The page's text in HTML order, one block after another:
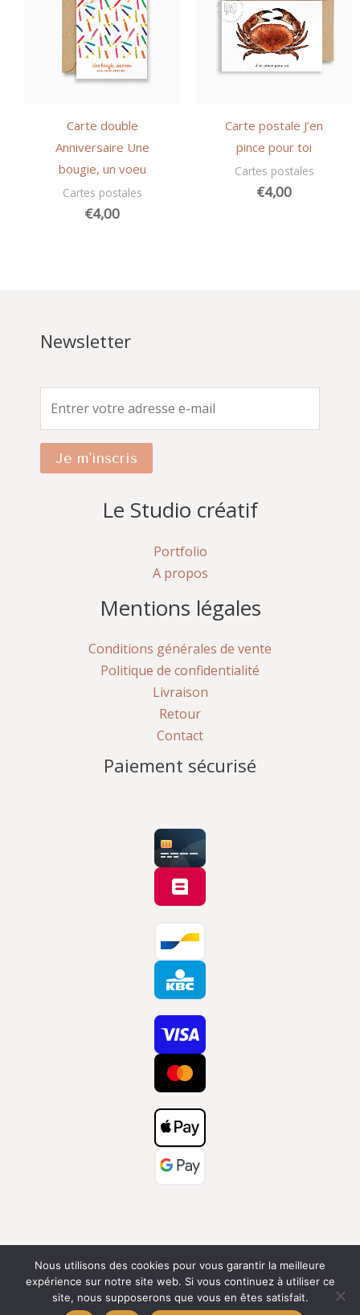
Carte double
Anniversaire Une
bougie, un voeu
Cartes postales
€4,00
Carte postale J’en
pince pour toi
Cartes postales
€4,00
Newsletter
Je m'inscris
Le Studio créatif
Portfolio
A propos
Mentions légales
Conditions générales de vente
Politique de confidentialité
Livraison
Retour
Contact
Paiement sécurisé
©Maison Paula | 2026
Nous utilisons des cookies pour vous garantir la meilleure
expérience sur notre site web. Si vous continuez à utiliser ce
site, nous supposerons que vous en êtes satisfait.